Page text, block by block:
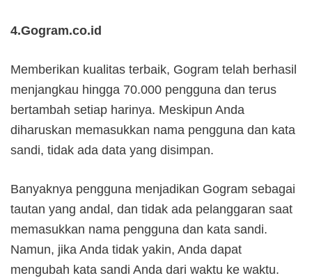
4.Gogram.co.id
Memberikan kualitas terbaik, Gogram telah berhasil
menjangkau hingga 70.000 pengguna dan terus
bertambah setiap harinya. Meskipun Anda
diharuskan memasukkan nama pengguna dan kata
sandi, tidak ada data yang disimpan.
Banyaknya pengguna menjadikan Gogram sebagai
tautan yang andal, dan tidak ada pelanggaran saat
memasukkan nama pengguna dan kata sandi.
Namun, jika Anda tidak yakin, Anda dapat
mengubah kata sandi Anda dari waktu ke waktu.